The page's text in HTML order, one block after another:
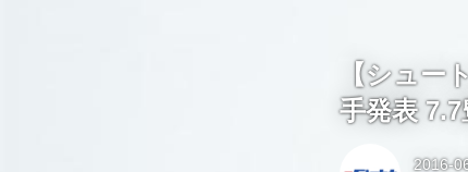
【シュー
手発表 7.7
2016-